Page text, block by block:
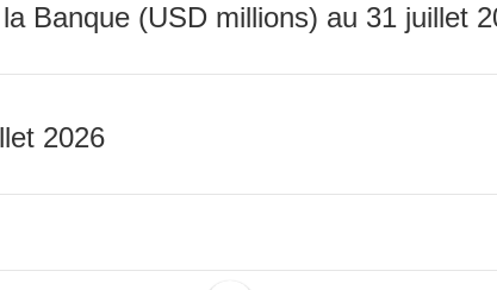
Banque (USD millions) au 31 juillet
2026